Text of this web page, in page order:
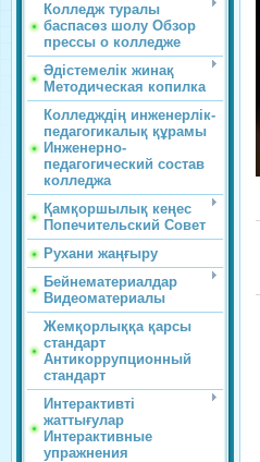
Колледж туралы
баспасөз шолу Обзор
прессы о колледже
Әдістемелік жинақ
Методическая копилка
Колледждің инженерлік-
педагогикалық құрамы
Инженерно-
педагогический состав
колледжа
Қамқоршылық кеңес
Попечительский Совет
Рухани жаңғыру
Бейнематериалдар
Видеоматериалы
Жемқорлыққа қарсы
стандарт
Антикоррупционный
стандарт
Интерактивті
жаттығулар
Интерактивные
упражнения